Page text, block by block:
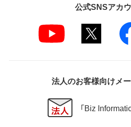
公式SNSアカ
法人のお客様向けメ
「Biz